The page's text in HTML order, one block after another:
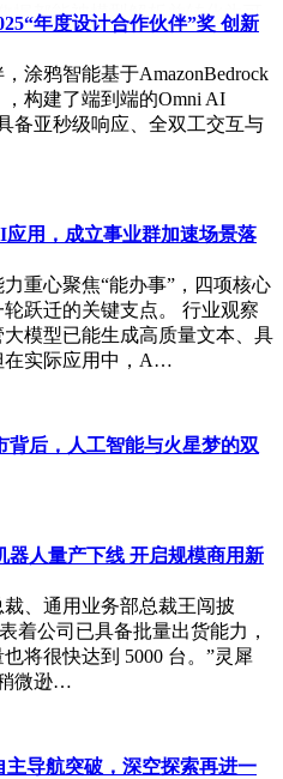
据都能被模型解析并转化为可
真正运转起来。这种数据驱动
行业的运作模式。”
年度设计合作伙伴”奖 创新
涂鸦智能基于AmazonBedrock
构建了端到端的Omni AI
备亚秒级响应、全双工交互与
应用，成立事业群加速场景落
重心聚焦“能办事”，四项核心
跃迁的关键支点。 行业观察
模型已能生成高质量文本、具
在实际应用中，A…
背后，人工智能与火星梦的双
器人量产下线 开启规模商用新
、通用业务部总裁王闯披
着公司已具备批量出货能力，
将很快达到 5000 台。”灵犀
微逊…
导航突破，深空探索再进一